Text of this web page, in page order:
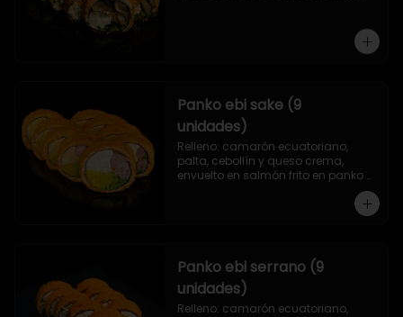
Panko ebi sake (9
unidades)
Relleno: camarón ecuatoriano,
palta, cebollín y queso crema,
envuelto en salmón frito en panko
Panko ebi serrano (9
unidades)
Relleno: camarón ecuatoriano,